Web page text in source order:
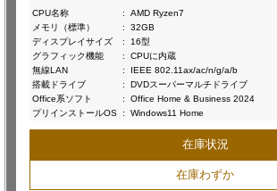
CPU名称
:
AMD Ryzen7
メモリ（標準）
:
32GB
ディスプレイサイズ
:
16型
グラフィック機能
:
CPUに内蔵
無線LAN
:
IEEE 802.11ax/ac/n/g/a/b
搭載ドライブ
:
DVDスーパーマルチドライブ
Office系ソフト
:
Office Home & Business 2024
プリインストールOS : Windows11 Home
在庫状況
在庫わずか